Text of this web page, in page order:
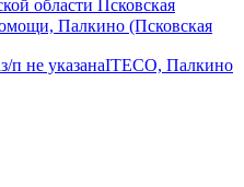
области Псковская
Палкино (Псковская
з/п не указанаITECO, Палкино